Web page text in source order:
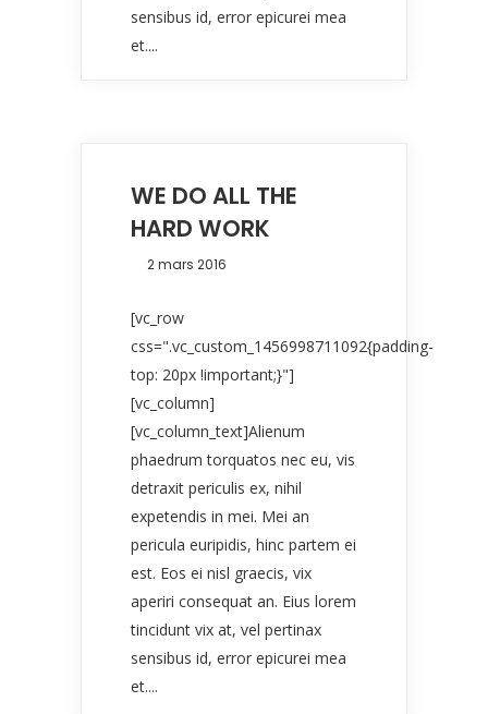
sensibus id, error epicurei mea
et....
WE DO ALL THE
HARD WORK
2 mars 2016
[vc_row
css=".vc_custom_1456998711092{padding-
top: 20px !important;}"]
[vc_column]
[vc_column_text]Alienum
phaedrum torquatos nec eu, vis
detraxit periculis ex, nihil
expetendis in mei. Mei an
pericula euripidis, hinc partem ei
est. Eos ei nisl graecis, vix
aperiri consequat an. Eius lorem
tincidunt vix at, vel pertinax
sensibus id, error epicurei mea
et....